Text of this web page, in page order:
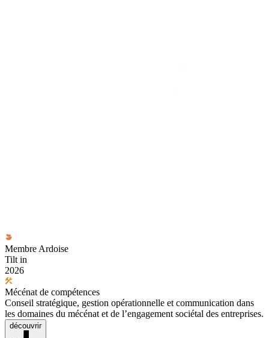
Membre Ardoise
Tilt in
2026
Mécénat de compétences
Conseil stratégique, gestion opérationnelle et communication dans
les domaines du mécénat et de l’engagement sociétal des entreprises.
découvrir